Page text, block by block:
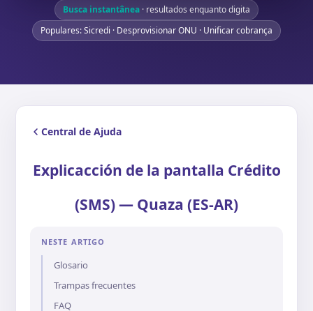
Busca instantânea · resultados enquanto digita
Populares: Sicredi · Desprovisionar ONU · Unificar cobrança
Central de Ajuda
Explicacción de la pantalla Crédito
(SMS) — Quaza (ES-AR)
NESTE ARTIGO
Glosario
Trampas frecuentes
FAQ